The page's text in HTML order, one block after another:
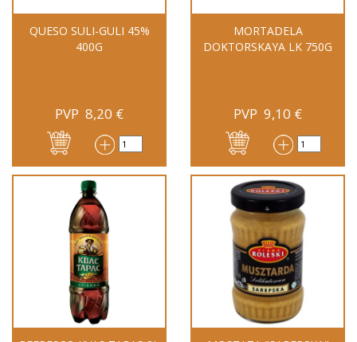
QUESO SULI-GULI 45%
400G
PVP 8,20 €
MORTADELA
DOKTORSKAYA LK 750G
PVP 9,10 €